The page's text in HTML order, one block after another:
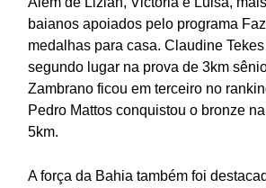
baianos apoiados pelo programa
medalhas para casa. Claudine
segundo lugar na prova de 3km
Zambrano ficou em terceiro no
Pedro Mattos conquistou o bronze
5km.
A força da Bahia também foi